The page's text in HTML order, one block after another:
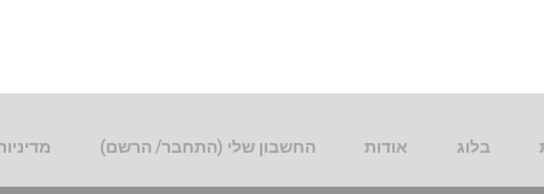
בלוג אודות החשבון שלי (התחבר/ הרשם)